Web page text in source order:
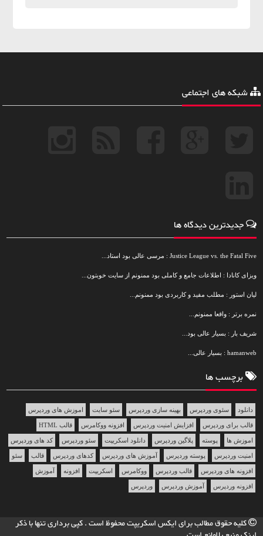
شبکه های اجتماعی
جدیدترین دیدگاه ها
Justice League vs. the Fatal Five : مرسی عالی بود استاد...
ویزای کانادا : اطلاعات جامع و کاملی بود ممنونم از سایت خوبتون...
لیان استور : مطلب مفید و کاربردی بود ممنونم...
نمره برتر : واقعا ممنونم...
شریف بار : بسیار عالی بود...
hamanweb : بسیار عالی...
برچسب ها
دانلود سئوی وردپرس بهینه سازی وردپرس سئو سایت اموزش های وردپرس
قالب برای وردپرس افزایش امنیت وردپرس افزونه ووکامرس قالب HTML
اموزش ها پوسته پلاگین وردپرس دانلود اسکریپت سئو وردپرس کد های وردپرس
امنیت وردپرس پوسته وردپرس آموزش های وردپرس کدهای وردپرس قالب سئو
افزونه های وردپرس قالب وردپرس ووکامرس اسکریپت افزونه آموزش
افزونه وردپرس آموزش وردپرس وردپرس
کلیه حقوق مطالب برایایکس اسکریپتمحفوظ است . کپی برداری تنها با ذکر